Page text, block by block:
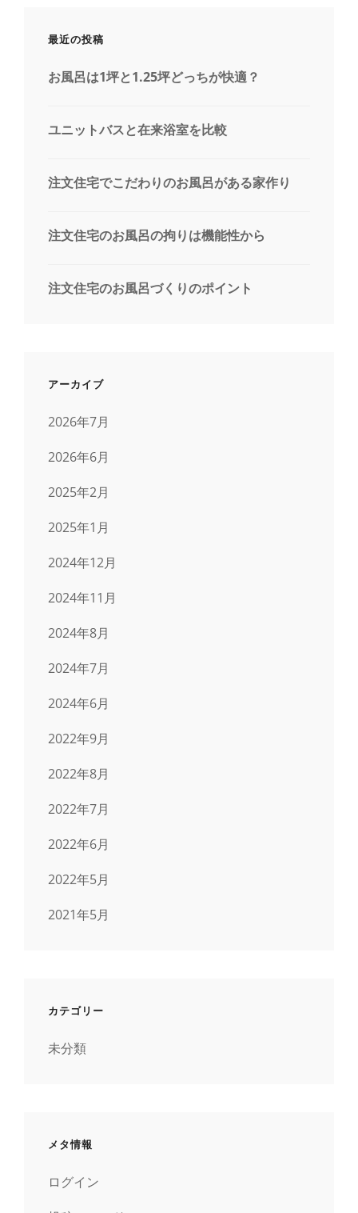
ョ
ン
最近の投稿
お風呂は1坪と1.25坪どっちが快適？
ユニットバスと在来浴室を比較
注文住宅でこだわりのお風呂がある家作り
注文住宅のお風呂の拘りは機能性から
注文住宅のお風呂づくりのポイント
アーカイブ
2026年7月
2026年6月
2025年2月
2025年1月
2024年12月
2024年11月
2024年8月
2024年7月
2024年6月
2022年9月
2022年8月
2022年7月
2022年6月
2022年5月
2021年5月
カテゴリー
未分類
メタ情報
ログイン